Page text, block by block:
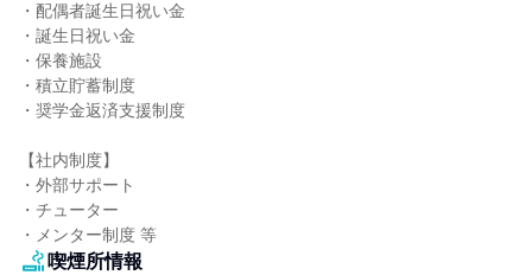
・配偶者誕生日祝い金
・誕生日祝い金
・保養施設
・積立貯蓄制度
・奨学金返済支援制度
【社内制度】
・外部サポート
・チューター
・メンター制度 等
喫煙所情報